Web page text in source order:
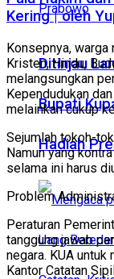
Ditinjau
Bupati
Hadiah
Kering | oleh
Konsepnya, warga
Kristen, Hindu,
melangsungkan
Kependudukan
melainkan cukup
Sejumlah tokoh-
Namun yang
selama ini harus
Problem
Peraturan
tanggung jawab
negara. KUA
Kantor Catatan